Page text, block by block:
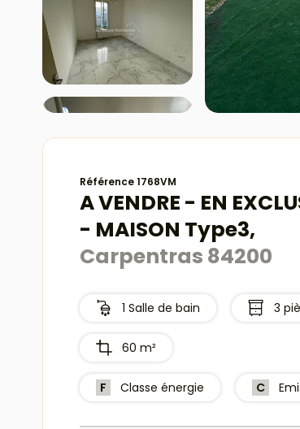
Référence 1768VM
A VENDRE - EN
- MAISON Type3,
Carpentras 84200
1 Salle de bain 3
60 m²
F Classe énergie C